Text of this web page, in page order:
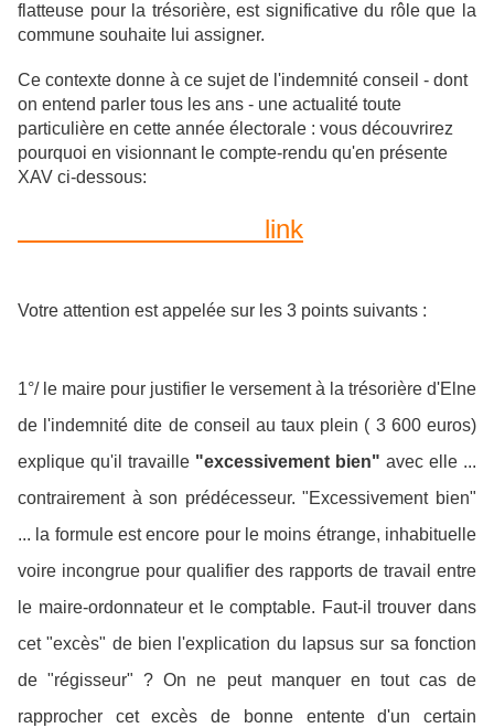
flatteuse pour la trésorière, est significative du rôle que la
commune souhaite lui assigner.
Ce contexte donne à ce sujet de l'indemnité conseil - dont
on entend parler tous les ans - une actualité toute
particulière en cette année électorale : vous découvrirez
pourquoi en visionnant le compte-rendu qu'en présente
XAV ci-dessous:
link
Votre attention est appelée sur les 3 points suivants :
1°/ le maire pour justifier le versement à la trésorière d'Elne
de l'indemnité dite de conseil au taux plein ( 3 600 euros)
explique qu'il travaille "excessivement bien" avec elle ...
contrairement à son prédécesseur. "Excessivement bien"
... la formule est encore pour le moins étrange, inhabituelle
voire incongrue pour qualifier des rapports de travail entre
le maire-ordonnateur et le comptable. Faut-il trouver dans
cet "excès" de bien l'explication du lapsus sur sa fonction
de "régisseur" ? On ne peut manquer en tout cas de
rapprocher cet excès de bonne entente d'un certain